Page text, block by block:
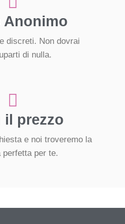
Anonimo
discreti. Non dovrai
di nulla.
il prezzo
e noi troveremo la
perfetta per te.